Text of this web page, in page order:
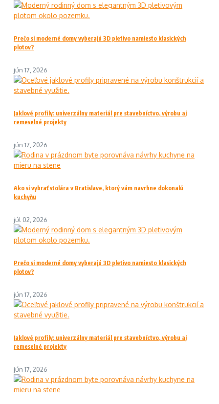
Prečo si moderné domy vyberajú 3D pletivo namiesto klasických
plotov?
jún 17, 2026
Jaklové profily: univerzálny materiál pre stavebníctvo, výrobu aj
remeselné projekty
jún 17, 2026
Ako si vybrať stolára v Bratislave, ktorý vám navrhne dokonalú
kuchyňu
júl 02, 2026
Prečo si moderné domy vyberajú 3D pletivo namiesto klasických
plotov?
jún 17, 2026
Jaklové profily: univerzálny materiál pre stavebníctvo, výrobu aj
remeselné projekty
jún 17, 2026